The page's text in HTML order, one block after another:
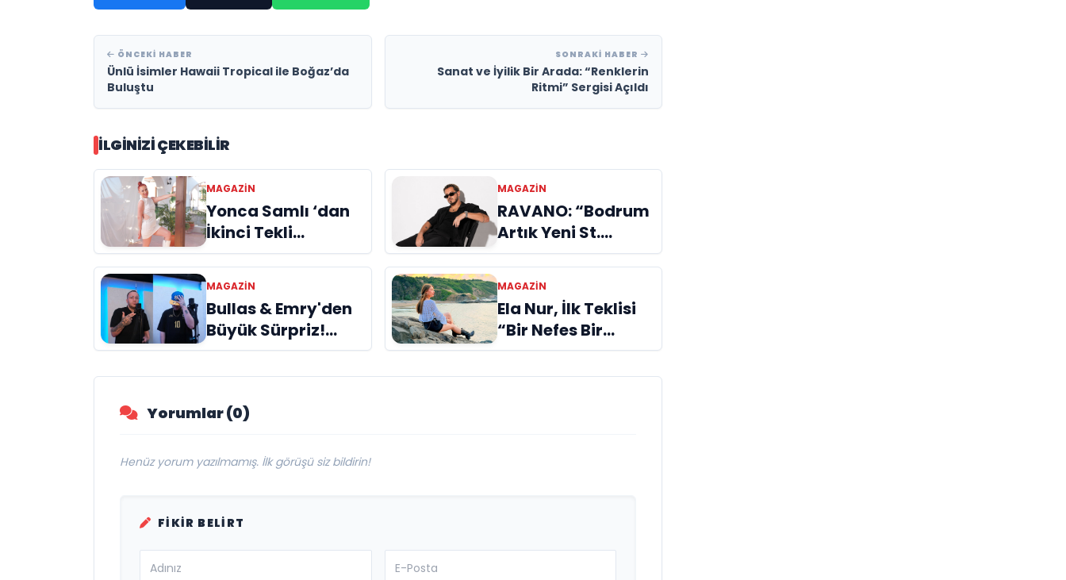
ÖNCEKI HABER
Ünlü İsimler Hawaii Tropical ile Boğaz’da
Buluştu
SONRAKI HABER
Sanat ve İyilik Bir Arada: “Renklerin
Ritmi” Sergisi Açıldı
İLGINIZI ÇEKEBILIR
MAGAZİN
Yonca Samlı ‘dan
İkinci Tekli
“Donacaksın
Sevgilim “
yayımlandı
MAGAZİN
RAVANO: “Bodrum
Artık Yeni St.
Tropez Değil, Kendi
Başına Bir
Referans”
MAGAZİN
Bullas & Emry'den
Büyük Sürpriz!
"Kaç Kurtul" ile
Tarz Değiştirdiler
MAGAZİN
Ela Nur, İlk Teklisi
“Bir Nefes Bir
Gölge” ile Müzik
Yolculuğuna
Yorumlar (0)
Henüz yorum yazılmamış. İlk görüşü siz bildirin!
FIKIR BELIRT